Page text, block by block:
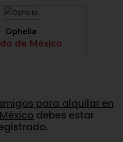
Ophelia
de México
para alquilar en
debes estar